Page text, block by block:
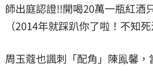
師出庭認證‼開喝20萬一瓶紅酒
（2014年就踩趴你了啦！不知死
周玉蔻也諷刺「配角」陳鳯馨，